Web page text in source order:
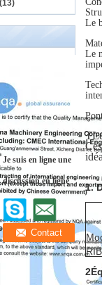
(13)
Je suis en ligne une
discussion en ligne
Le
Le
T
1.